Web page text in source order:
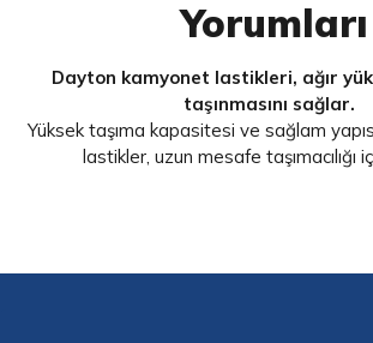
Yorumları
Dayton kamyonet lastikleri, ağır
taşınmasını sağlar.
Yüksek taşıma kapasitesi ve sağlam
lastikler, uzun mesafe taşımacılığı